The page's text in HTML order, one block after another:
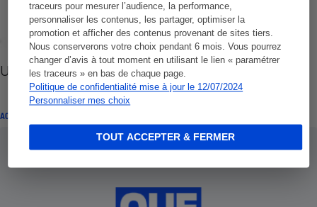
traceurs pour mesurer l’audience, la performance,
personnaliser les contenus, les partager, optimiser la
promotion et afficher des contenus provenant de sites tiers.
Nous conserverons votre choix pendant 6 mois. Vous pourrez
changer d’avis à tout moment en utilisant le lien « paramétrer
les traceurs » en bas de chaque page.
Politique de confidentialité mise à jour le 12/07/2024
Personnaliser mes choix
TOUT ACCEPTER & FERMER
UFC-Que Choisir - Un an d’actions locales
ACTION LOCALE QUE CHOISIR ENSEMBLE